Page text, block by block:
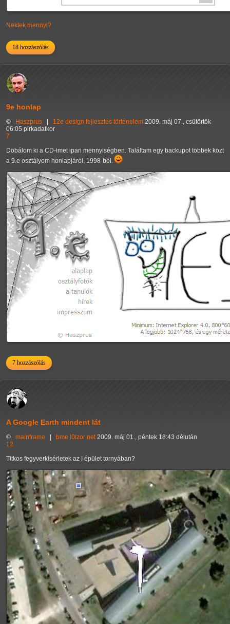
Nektek mennyi?
18 hozzászólás
9e honlap
© Haszprus | 12e design fejlesztés történelem 2009. máj 07., csütörtök
06:05 pirkadatkor
7
Dobálom ki a CD-imet ipari mennyiségben. Találtam egy backupot többek közt
a 9.e osztályom honlapjáról, 1998-ból.
7 hozzászólás
A Google Earth mindent lát
© mainframe | bme l0lzor net 2009. máj 01., péntek 18:43 délután
12
Titkos fegyverkísérletek az I épület tornyában?